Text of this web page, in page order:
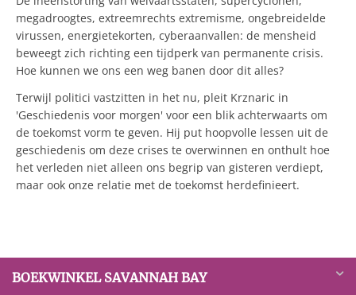
megadroogtes, extreemrechts extremisme, ongebreidelde
virussen, energietekorten, cyberaanvallen: de mensheid
beweegt zich richting een tijdperk van permanente crisis.
Hoe kunnen we ons een weg banen door dit alles?
Terwijl politici vastzitten in het nu, pleit Krznaric in
'Geschiedenis voor morgen' voor een blik achterwaarts om
de toekomst vorm te geven. Hij put hoopvolle lessen uit de
geschiedenis om deze crises te overwinnen en onthult hoe
het verleden niet alleen ons begrip van gisteren verdiept,
maar ook onze relatie met de toekomst herdefinieert.
BOEKWINKEL SAVANNAH BAY